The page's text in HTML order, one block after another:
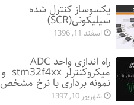
یکسوساز کنترل شده
سیلیکونی(SCR)
اسفند 11, 1396
راه اندازی واحد ADC
میکروکنترلر stm32f4xx و
نمونه برداری با نرخ مشخص
شهریور 10, 1397